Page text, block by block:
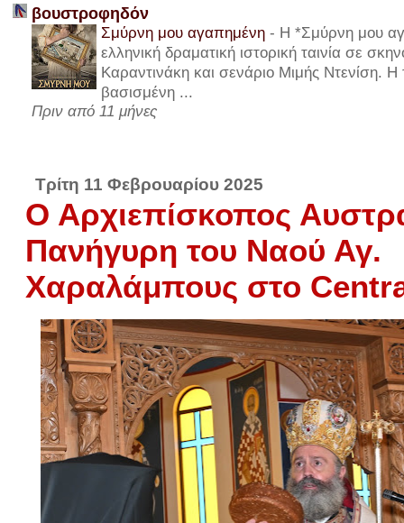
βουστροφηδόν
Σμύρνη μου αγαπημένη - Η *Σμύρνη μου
ελληνική δραματική ιστορική ταινία σε
Καραντινάκη και σενάριο Μιμής Ντενίση. Η
βασισμένη ...
Πριν από 11 μήνες
Τρίτη 11 Φεβρουαρίου 2025
Ο Αρχιεπίσκοπος
Πανήγυρη του Ναού Αγ.
Χαραλάμπους στο